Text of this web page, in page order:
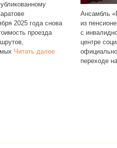
Ансамбль «Рябинушка» состоящий
из пенсионерок и людей
с инвалидностью при Цивильском
центре социального обслуживания,
официально объявил о полном
Читать далее